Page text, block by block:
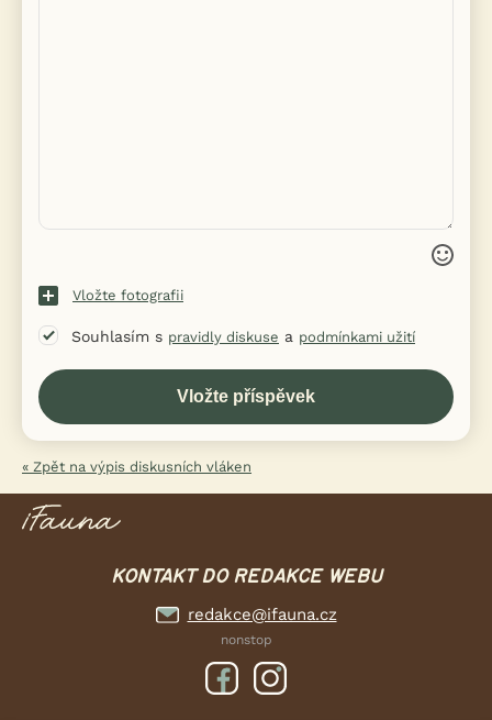
Vložte fotografii
Souhlasím s pravidly diskuse a podmínkami užití
« Zpět na výpis diskusních vláken
KONTAKT DO REDAKCE WEBU
redakce@ifauna.cz
nonstop